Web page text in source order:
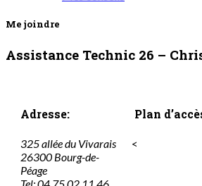
Me joindre
Assistance Technic 26 –
Adresse:
325 allée du Vivarais
26300 Bourg-de-
Péage
Tel: 04 75 02 11 46
Plan
<